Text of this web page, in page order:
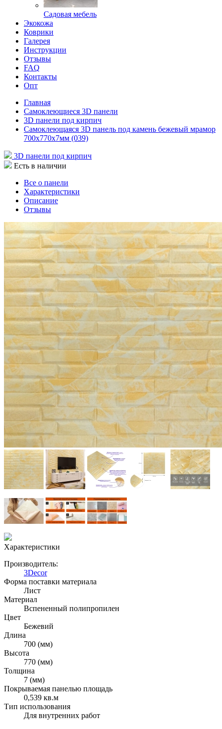
Садовая мебель
Экокожа
Коврики
Галерея
Инструкции
Отзывы
FAQ
Контакты
Опт
Главная
Самоклеющиеся 3D панели
3D панели под кирпич
Самоклеющаяся 3D панель под камень бежевый мрамор
700x770x7мм (039)
3D панели под кирпич
Есть в наличии
Все о панели
Характеристики
Описание
Отзывы
Характеристики
Производитель:
3Decor
Форма поставки материала
Лист
Материал
Вспененный полипропилен
Цвет
Бежевий
Длина
700 (мм)
Высота
770 (мм)
Толщина
7 (мм)
Покрываемая панелью площадь
0,539 кв.м
Тип использования
Для внутренних работ